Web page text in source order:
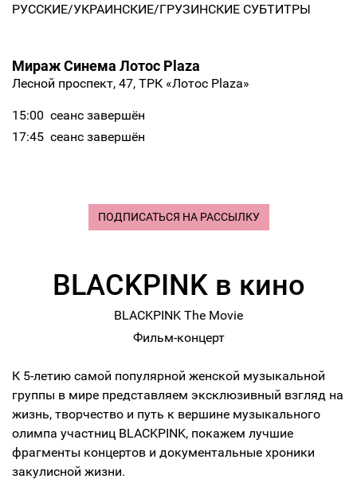
РУССКИЕ/УКРАИНСКИЕ/ГРУЗИНСКИЕ СУБТИТРЫ
Мираж Синема Лотос Plaza
Лесной проспект, 47, ТРК «Лотос Plaza»
15:00 сеанс завершён
17:45 сеанс завершён
ПОДПИСАТЬСЯ НА РАССЫЛКУ
BLACKPINK в кино
BLACKPINK The Movie
Фильм-концерт
К 5-летию самой популярной женской музыкальной
группы в мире представляем эксклюзивный взгляд на
жизнь, творчество и путь к вершине музыкального
олимпа участниц BLACKPINK, покажем лучшие
фрагменты концертов и документальные хроники
закулисной жизни.